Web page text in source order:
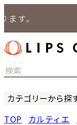
。
カテゴリーから探
TOP カルティエ